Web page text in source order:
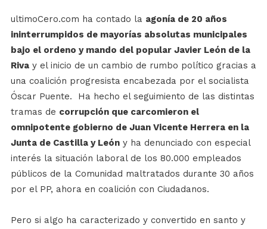
ultimoCero.com ha contado la agonía de 20 años
ininterrumpidos de mayorías absolutas municipales
bajo el ordeno y mando del popular Javier León de la
Rivay el inicio de un cambio de rumbo político gracias a
una coalición progresista encabezada por el socialista
Óscar Puente. Ha hecho el seguimiento de las distintas
tramas de corrupción que carcomieron el
omnipotente gobierno de Juan Vicente Herrera en la
Junta de Castilla y Leóny ha denunciado con especial
interés la situación laboral de los 80.000 empleados
públicos de la Comunidad maltratados durante 30 años
por el PP, ahora en coalición con Ciudadanos.
Pero si algo ha caracterizado y convertido en santo y